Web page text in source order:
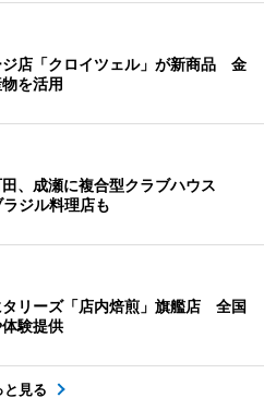
ジ店「クロイツェル」が新商品 金
を活用
、成瀬に複合型クラブハウス
ジル料理店も
リーズ「店内焙煎」旗艦店 全国
験提供
と見る